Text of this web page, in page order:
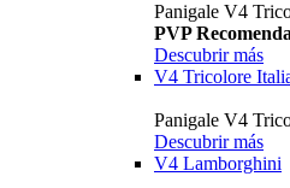
Panigale V4
PVP
Descubrir más
V4 Tricolore
Panigale V4
Descubrir más
V4 Lamborghini